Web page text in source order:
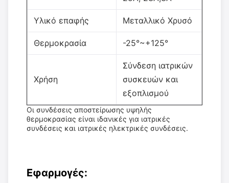
Υλικό επαφής Μεταλλικό Χρυσό
Θερμοκρασία -25°~+125°
Χρήση
Σύνδεση ιατρικών
συσκευών και
εξοπλισμού
Οι συνδέσεις αποστείρωσης υψηλής
θερμοκρασίας είναι ιδανικές για ιατρικές
συνδέσεις και ιατρικές ηλεκτρικές συνδέσεις.
Εφαρμογές: